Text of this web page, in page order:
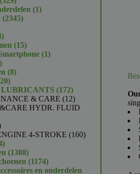
producten
11
23452345
8
producten
1515
producten
11
1
88
2020
producten
172172
producten
& CARE 1212
producten
HYDR. FLUID
4-STROKE 160160
19064
producten
13881388
producten
11741174
producten
en onderdelen